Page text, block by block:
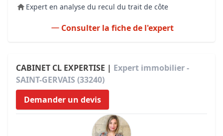
Expert en analyse du recul du trait de côte
Consulter la fiche de l'expert
CABINET CL EXPERTISE | Expert immobilier -
SAINT-GERVAIS (33240)
Demander un devis